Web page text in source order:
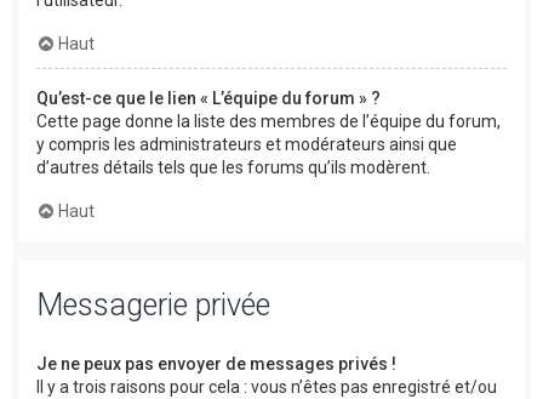
Haut
Qu’est-ce que le lien « L’équipe du forum » ?
Cette page donne la liste des membres de l’équipe du forum,
y compris les administrateurs et modérateurs ainsi que
d’autres détails tels que les forums qu’ils modèrent.
Haut
Messagerie privée
Je ne peux pas envoyer de messages privés !
Il y a trois raisons pour cela : vous n’êtes pas enregistré et/ou